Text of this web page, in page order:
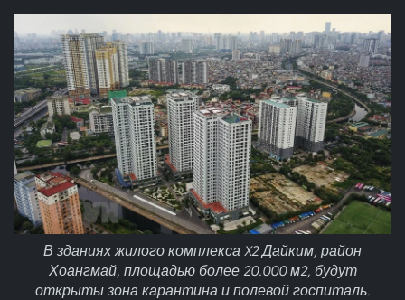
В зданиях жилого комплекса X2 Дайким, район
Хоангмай, площадью более 20.000 м2, будут
открыты зона карантина и полевой госпиталь.